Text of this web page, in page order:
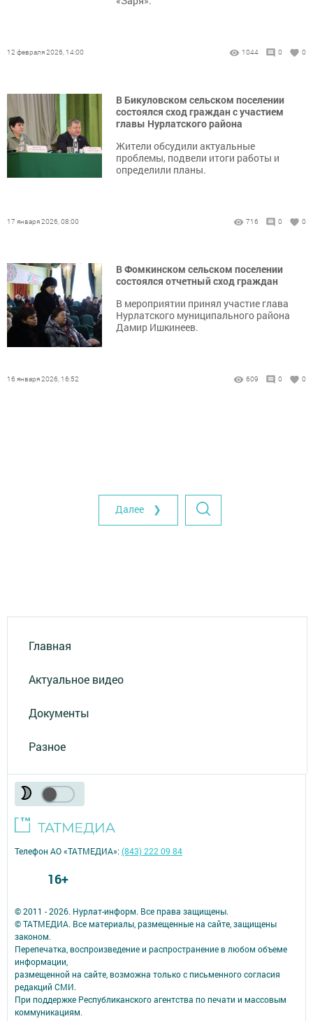
12 февраля 2026, 14:00 1044 0 0
В Бикуловском сельском поселении
состоялся сход граждан с участием
главы Нурлатского района
Жители обсудили актуальные
проблемы, подвели итоги работы и
определили планы.
17 января 2026, 08:00 716 0 0
В Фомкинском сельском поселении
состоялся отчетный сход граждан
В мероприятии принял участие глава
Нурлатского муниципального района
Дамир Ишкинеев.
16 января 2026, 16:52 609 0 0
Далее ❯
Главная
Актуальное видео
Документы
Разное
© 2011 - 2026. Нурлат-⁠информ. Все права защищены.
© ТАТМЕДИА. Все материалы, размещенные на сайте, защищены
законом.
Перепечатка, воспроизведение и распространение в любом объеме
информации,
размещенной на сайте, возможна только с письменного согласия
редакций СМИ.
При поддержке Республиканского агентства по печати и массовым
коммуникациям.
Телефон АО «ТАТМЕДИА»:(843) 222 09 84
16+